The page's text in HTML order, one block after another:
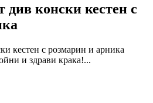
див конски кестен с
кестен с розмарин и арника
и здрави крака!...